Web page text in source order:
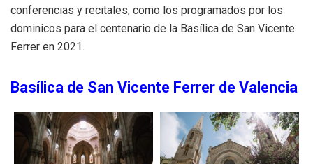
conferencias y recitales, como los programados por los
dominicos para el centenario de la Basílica de San Vicente
Ferrer en 2021.
Basílica de San Vicente Ferrer de Valencia